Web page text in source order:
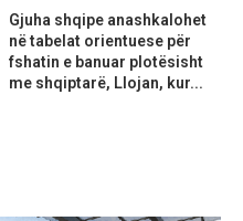
Gjuha shqipe anashkalohet
në tabelat orientuese për
fshatin e banuar plotësisht
me shqiptarë, Llojan, kur...